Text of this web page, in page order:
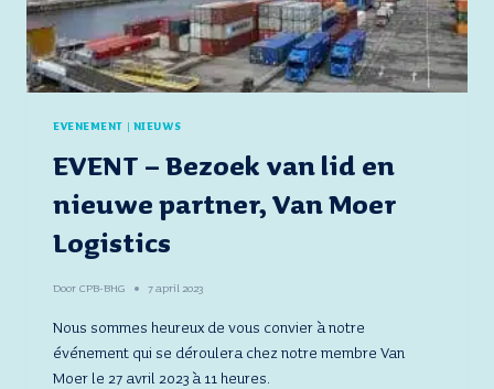
EVENEMENT NIEUWS
EVENT – Bezoek van lid en
nieuwe partner, Van Moer
Logistics
Door CPB-BHG 7 april 2023
Nous sommes heureux de vous convier à notre
événement qui se déroulera chez notre membre Van
Moer le 27 avril 2023 à 11 heures.